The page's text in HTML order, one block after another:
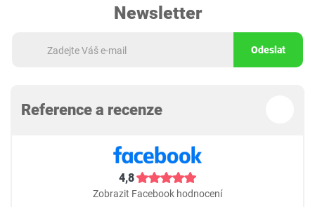
Newsletter
Odeslat
Reference a recenze
4,8
Zobrazit Facebook hodnocení